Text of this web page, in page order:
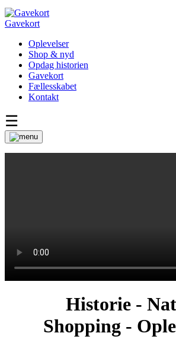
Gavekort
Oplevelser
Shop & nyd
Opdag historien
Gavekort
Fællesskabet
Kontakt
☰
Historie -
Shopping -